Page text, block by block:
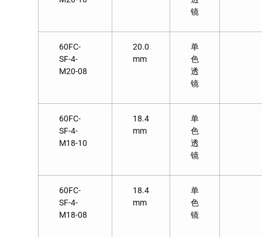
镜
60FC-
SF-4-
M20-08
20.0
mm
单
色
透
镜
60FC-
SF-4-
M18-10
18.4
mm
单
色
透
镜
60FC-
SF-4-
M18-08
18.4
mm
单
色
镜